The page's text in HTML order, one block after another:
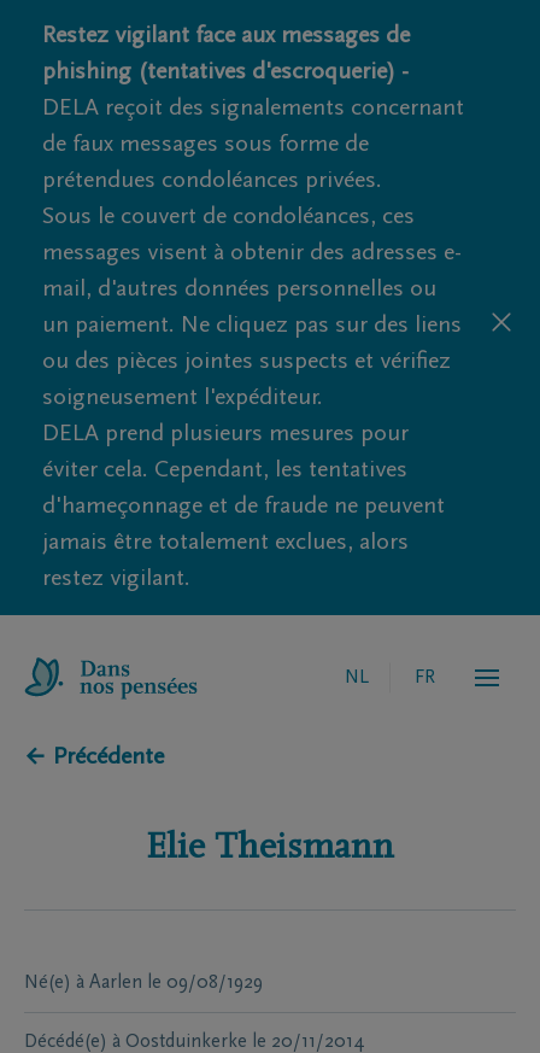
Restez vigilant face aux messages de
phishing (tentatives d'escroquerie) -
DELA reçoit des signalements concernant
de faux messages sous forme de
prétendues condoléances privées.
Sous le couvert de condoléances, ces
messages visent à obtenir des adresses e-
mail, d'autres données personnelles ou
un paiement. Ne cliquez pas sur des liens
ou des pièces jointes suspects et vérifiez
soigneusement l'expéditeur.
DELA prend plusieurs mesures pour
éviter cela. Cependant, les tentatives
d'hameçonnage et de fraude ne peuvent
jamais être totalement exclues, alors
restez vigilant.
NL FR
← Précédente
Elie Theismann
Né(e) à Aarlen le 09/08/1929
Décédé(e) à Oostduinkerke le 20/11/2014